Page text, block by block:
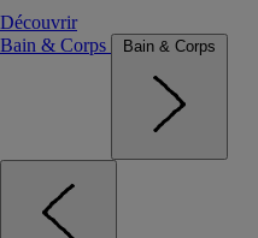
Découvrir
Bain & Corps
Bain & Corps